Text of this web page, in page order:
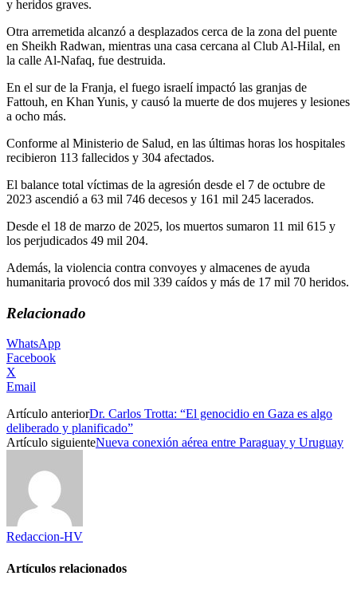
y heridos graves.
Otra arremetida alcanzó a desplazados cerca de la zona del puente
en Sheikh Radwan, mientras una casa cercana al Club Al-Hilal, en
la calle Al-Nafaq, fue destruida.
En el sur de la Franja, el fuego israelí impactó las granjas de
Fattouh, en Khan Yunis, y causó la muerte de dos mujeres y lesiones
a ocho más.
Conforme al Ministerio de Salud, en las últimas horas los hospitales
recibieron 113 fallecidos y 304 afectados.
El balance total víctimas de la agresión desde el 7 de octubre de
2023 ascendió a 63 mil 746 decesos y 161 mil 245 lacerados.
Desde el 18 de marzo de 2025, los muertos sumaron 11 mil 615 y
los perjudicados 49 mil 204.
Además, la violencia contra convoyes y almacenes de ayuda
humanitaria provocó dos mil 339 caídos y más de 17 mil 70 heridos.
Relacionado
WhatsApp
Facebook
X
Email
Artículo anteriorDr. Carlos Trotta: “El genocidio en Gaza es algo
deliberado y planificado”
Artículo siguienteNueva conexión aérea entre Paraguay y Uruguay
Redaccion-HV
Artículos relacionados